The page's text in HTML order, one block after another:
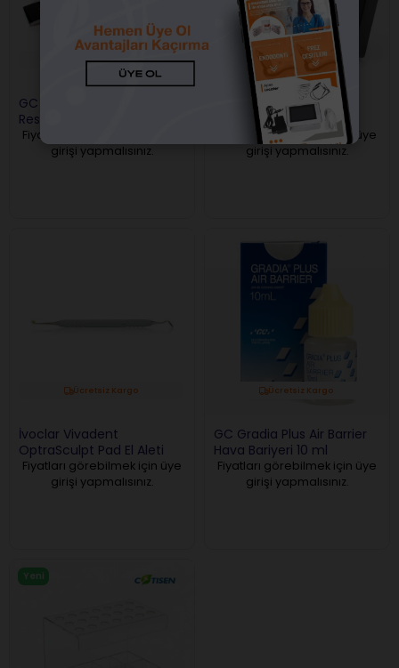
Ücretsiz Kargo
GC Dental Modeling Liquid
Restorasyon Likiti Kit
Fiyatları görebilmek için üye
girişi yapmalısınız.
Omega Kapaklı Bond
Godesi
Fiyatları görebilmek için üye
girişi yapmalısınız.
Ücretsiz Kargo
İvoclar Vivadent
OptraSculpt Pad El Aleti
Fiyatları görebilmek için üye
girişi yapmalısınız.
Ücretsiz Kargo
GC Gradia Plus Air Barrier
Hava Bariyeri 10 ml
Fiyatları görebilmek için üye
girişi yapmalısınız.
Yeni